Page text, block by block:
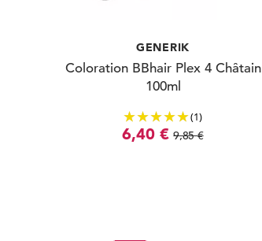
GENERIK
Coloration BBhair Plex 4 Châtain
100ml
(1)
6,40 € 9,85 €